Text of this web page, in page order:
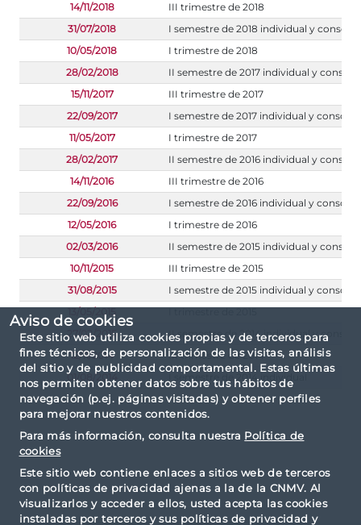
Aviso de cookies
Este sitio web utiliza cookies propias y de terceros para
fines técnicos, de personalización de las visitas, análisis
del sitio y de publicidad comportamental. Estas últimas
nos permiten obtener datos sobre tus hábitos de
navegación (p.ej. páginas visitadas) y obtener perfiles
para mejorar nuestros contenidos.
Para más información, consulta nuestra Política de
cookies
Este sitio web contiene enlaces a sitios web de terceros
con políticas de privacidad ajenas a la de la CNMV. Al
visualizarlos y acceder a ellos, usted acepta las cookies
instaladas por terceros y sus políticas de privacidad y
14/11/2018
III trimestre de 2018
31/07/2018
I semestre de 2018 individual y
10/05/2018
I trimestre de 2018
28/02/2018
II semestre de 2017 individual y
15/11/2017
III trimestre de 2017
22/09/2017
I semestre de 2017 individual y
11/05/2017
I trimestre de 2017
28/02/2017
II semestre de 2016 individual y
14/11/2016
III trimestre de 2016
22/09/2016
I semestre de 2016 individual y
12/05/2016
I trimestre de 2016
02/03/2016
II semestre de 2015 individual y
10/11/2015
III trimestre de 2015
31/08/2015
I semestre de 2015 individual y
13/05/2015
27/02/2015
II semestre de 2014 individual y
12/11/2014
III trimestre de 2014
01/08/2014
I semestre de 2014 individual